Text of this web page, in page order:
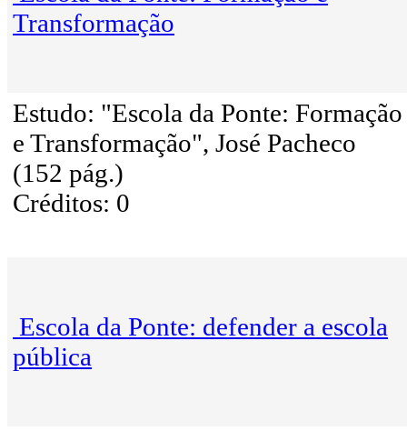
Transformação
Estudo: "Escola da Ponte: Formação
e Transformação", José Pacheco
(152 pág.)
Créditos: 0
Escola da Ponte: defender a escola
pública